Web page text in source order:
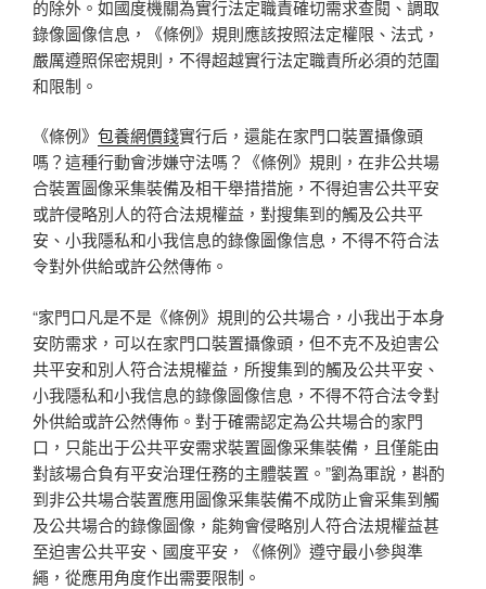
的除外。如國度機關為實行法定職責確切需求查閱、調取
錄像圖像信息，《條例》規則應該按照法定權限、法式，
嚴厲遵照保密規則，不得超越實行法定職責所必須的范圍
和限制。
《條例》 包養網價錢實行后，還能在家門口裝置攝像頭
嗎？這種行動會涉嫌守法嗎？《條例》規則，在非公共場
合裝置圖像采集裝備及相干舉措措施，不得迫害公共平安
或許侵略別人的符合法規權益，對搜集到的觸及公共平
安、小我隱私和小我信息的錄像圖像信息，不得不符合法
令對外供給或許公然傳佈。
“家門口凡是不是《條例》規則的公共場合，小我出于本身
安防需求，可以在家門口裝置攝像頭，但不克不及迫害公
共平安和別人符合法規權益，所搜集到的觸及公共平安、
小我隱私和小我信息的錄像圖像信息，不得不符合法令對
外供給或許公然傳佈。對于確需認定為公共場合的家門
口，只能出于公共平安需求裝置圖像采集裝備，且僅能由
對該場合負有平安治理任務的主體裝置。”劉為軍說，斟酌
到非公共場合裝置應用圖像采集裝備不成防止會采集到觸
及公共場合的錄像圖像，能夠會侵略別人符合法規權益甚
至迫害公共平安、國度平安，《條例》遵守最小參與準
繩，從應用角度作出需要限制。